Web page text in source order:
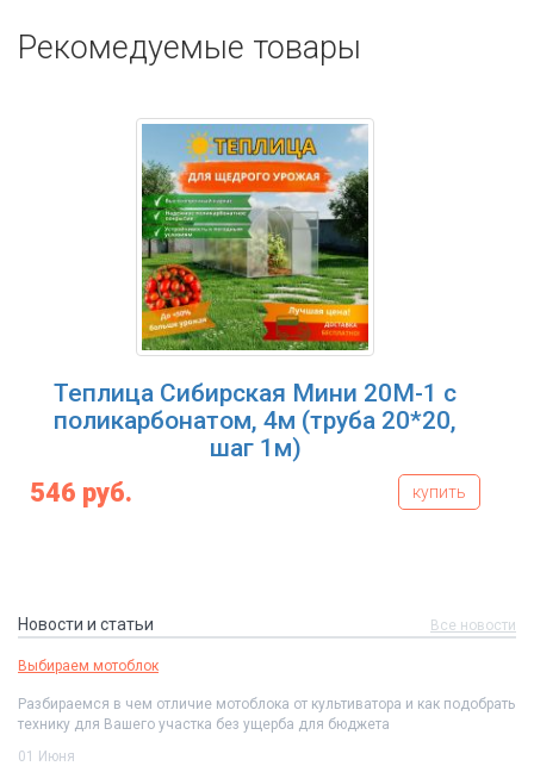
Рекомедуемые товары
Теплица Сибирская Мини 20М-1 с
поликарбонатом, 4м (труба 20*20,
шаг 1м)
546 руб. купить
Новости и статьи Все новости
Выбираем мотоблок
Разбираемся в чем отличие мотоблока от культиватора и как подобрать
технику для Вашего участка без ущерба для бюджета
01 Июня